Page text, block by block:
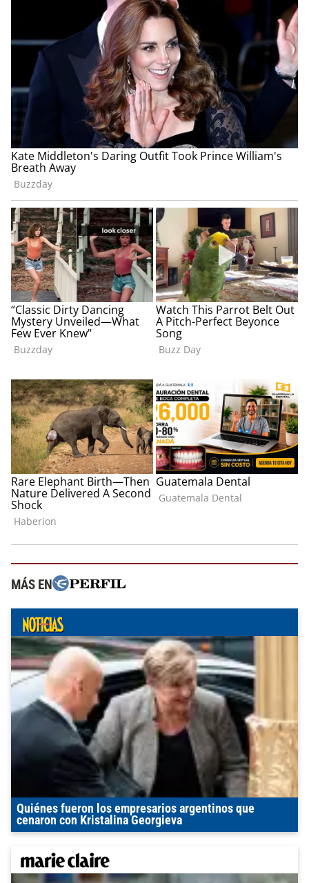
MÁS EN
Quiénes fueron los empresarios argentinos que
cenaron con Kristalina Georgieva